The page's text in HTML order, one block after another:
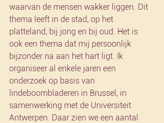
waarvan de mensen wakker liggen. Dit
thema leeft in de stad, op het
platteland, bij jong en bij oud. Het is
ook een thema dat mij persoonlijk
bijzonder na aan het hart ligt. Ik
organiseer al enkele jaren een
onderzoek op basis van
lindeboombladeren in Brussel, in
samenwerking met de Universiteit
Antwerpen. Daar zien we een aantal